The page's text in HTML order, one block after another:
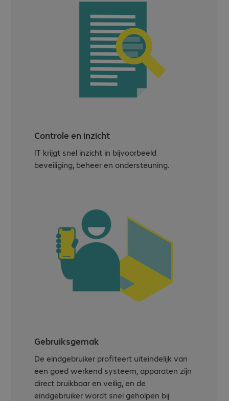
Controle en inzicht
IT krijgt snel inzicht in bijvoorbeeld
beveiliging, beheer en ondersteuning.
Gebruiksgemak
De eindgebruiker profiteert uiteindelijk van
een goed werkend systeem, apparaten zijn
direct bruikbaar en veilig, en de
eindgebruiker wordt snel geholpen bij